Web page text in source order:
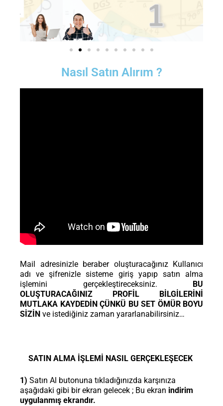
Nasıl Satın Alırım ?
Mail adresinizle beraber oluşturacağınız Kullanıcı
adı ve şifrenizle sisteme giriş yapıp satın alma
işlemini gerçekleştireceksiniz. BU
OLUŞTURACAĞINIZ PROFİL BİLGİLERİNİ
MUTLAKA KAYDEDİN ÇÜNKÜ BU SET ÖMÜR BOYU
SİZİN ve istediğiniz zaman yararlanabilirsiniz…
SATIN ALMA İŞLEMİ NASIL GERÇEKLEŞECEK
1) Satın Al butonuna tıkladığınızda karşınıza
aşağıdaki gibi bir ekran gelecek ; Bu ekran indirim
uygulanmış ekrandır.